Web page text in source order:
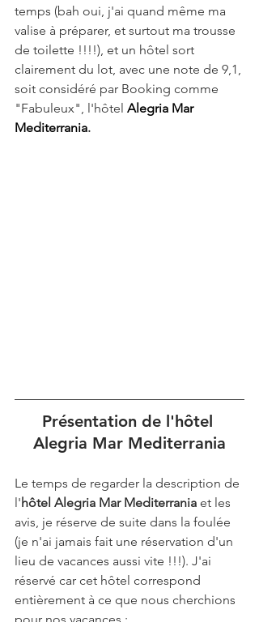
temps (bah oui, j'ai quand même ma
valise à préparer, et surtout ma trousse
de toilette !!!!), et un hôtel sort
clairement du lot, avec une note de 9,1,
soit considéré par Booking comme
"Fabuleux", l'hôtel Alegria Mar
Mediterrania.
Présentation de l'hôtel
Alegria Mar Mediterrania
Le temps de regarder la description de
l'hôtel Alegria Mar Mediterrania et les
avis, je réserve de suite dans la foulée
(je n'ai jamais fait une réservation d'un
lieu de vacances aussi vite !!!). J'ai
réservé car cet hôtel correspond
entièrement à ce que nous cherchions